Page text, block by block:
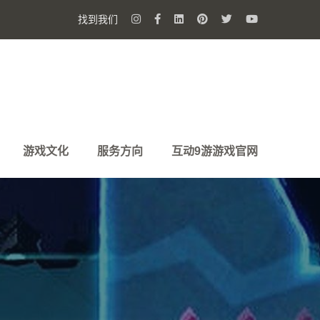
找到我们
游戏文化 服务方向 互动9游游戏官网